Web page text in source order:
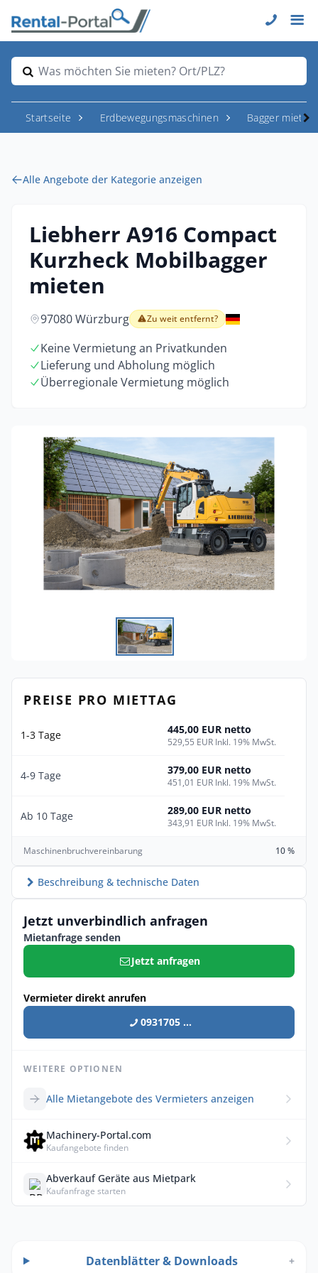
Was möchten Sie mieten? Ort/PLZ?
Startseite Erdbewegungsmaschinen Bagger mieten
Alle Angebote der Kategorie anzeigen
Liebherr A916 Compact
Kurzheck Mobilbagger
mieten
97080 Würzburg Zu weit entfernt?
Keine Vermietung an Privatkunden
Lieferung und Abholung möglich
Überregionale Vermietung möglich
PREISE PRO MIETTAG
1-3 Tage 445,00 EUR netto
529,55 EUR Inkl. 19% MwSt.
4-9 Tage 379,00 EUR netto
451,01 EUR Inkl. 19% MwSt.
Ab 10 Tage 289,00 EUR netto
343,91 EUR Inkl. 19% MwSt.
Maschinenbruchvereinbarung 10 %
Beschreibung & technische Daten
Jetzt unverbindlich anfragen
Mietanfrage senden
Jetzt anfragen
Vermieter direkt anrufen
0931705 ...
WEITERE OPTIONEN
Alle Mietangebote des Vermieters anzeigen
Machinery-Portal.com
Kaufangebote finden
Abverkauf Geräte aus Mietpark
Kaufanfrage starten
Datenblätter & Downloads +